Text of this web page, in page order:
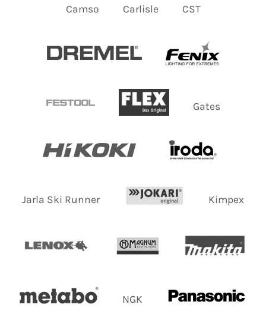
Camso Carlisle CST
Gates
Jarla Ski Runner Kimpex
NGK